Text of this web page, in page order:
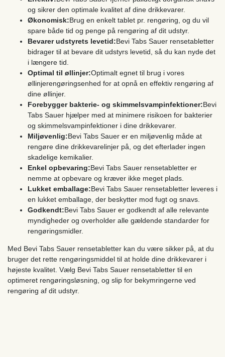
og sikrer den optimale kvalitet af dine drikkevarer.
Økonomisk:Brug en enkelt tablet pr. rengøring, og du vil
spare både tid og penge på rengøring af dit udstyr.
Bevarer udstyrets levetid:Bevi Tabs Sauer rensetabletter
bidrager til at bevare dit udstyrs levetid, så du kan nyde det
i længere tid.
Optimal til øllinjer:Optimalt egnet til brug i vores
øllinjerengøringsenhed for at opnå en effektiv rengøring af
dine øllinjer.
Forebygger bakterie- og skimmelsvampinfektioner:Bevi
Tabs Sauer hjælper med at minimere risikoen for bakterier
og skimmelsvampinfektioner i dine drikkevarer.
Miljøvenlig:Bevi Tabs Sauer er en miljøvenlig måde at
rengøre dine drikkevarelinjer på, og det efterlader ingen
skadelige kemikalier.
Enkel opbevaring:Bevi Tabs Sauer rensetabletter er
nemme at opbevare og kræver ikke meget plads.
Lukket emballage:Bevi Tabs Sauer rensetabletter leveres i
en lukket emballage, der beskytter mod fugt og snavs.
Godkendt:Bevi Tabs Sauer er godkendt af alle relevante
myndigheder og overholder alle gældende standarder for
rengøringsmidler.
Med Bevi Tabs Sauer rensetabletter kan du være sikker på, at du
bruger det rette rengøringsmiddel til at holde dine drikkevarer i
højeste kvalitet. Vælg Bevi Tabs Sauer rensetabletter til en
optimeret rengøringsløsning, og slip for bekymringerne ved
rengøring af dit udstyr.